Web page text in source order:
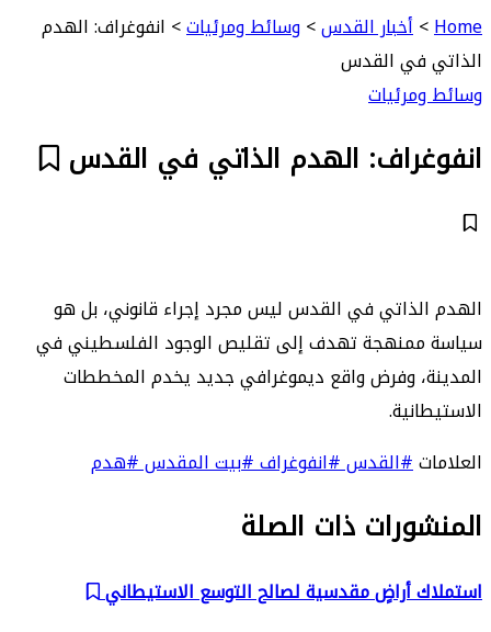
Home
>أخبار القدس>وسائط ومرئيات> انفوغراف: الهدم
الذاتي في القدس
وسائط ومرئيات
انفوغراف: الهدم الذاتي في القدس
الهدم الذاتي في القدس ليس مجرد إجراء قانوني، بل هو
سياسة ممنهجة تهدف إلى تقليص الوجود الفلسطيني في
المدينة، وفرض واقع ديموغرافي جديد يخدم المخططات
الاستيطانية.
العلامات#القدس#انفوغراف#بيت المقدس#هدم
المنشورات ذات الصلة
استملاك أراضٍ مقدسية لصالح التوسع الاستيطاني